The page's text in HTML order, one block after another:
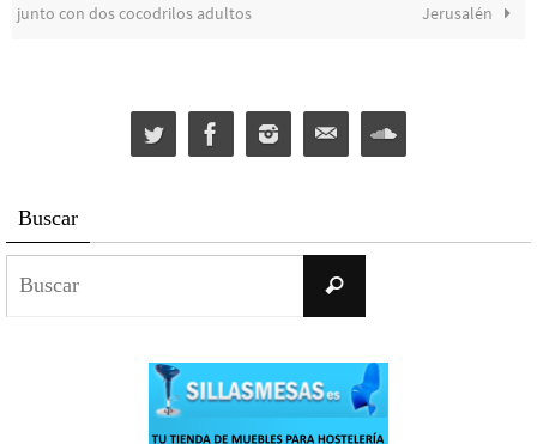
junto con dos cocodrilos adultos
Jerusalén
Buscar
Buscar